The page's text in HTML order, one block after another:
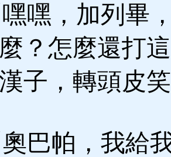
嘿，加列畢
？怎麼還打
子，轉頭皮
巴帕，我給